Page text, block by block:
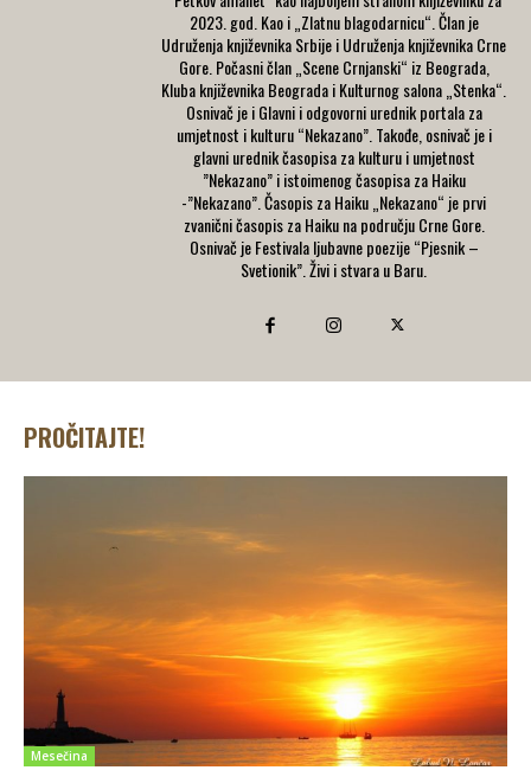
2023. god. Kao i „Zlatnu blagodarnicu“. Član je
Udruženja književnika Srbije i Udruženja književnika Crne
Gore. Počasni član „Scene Crnjanski“ iz Beograda,
Kluba književnika Beograda i Kulturnog salona „Stenka“.
Osnivač je i Glavni i odgovorni urednik portala za
umjetnost i kulturu “Nekazano”. Takođe, osnivač je i
glavni urednik časopisa za kulturu i umjetnost
”Nekazano” i istoimenog časopisa za Haiku
-”Nekazano”. Časopis za Haiku „Nekazano“ je prvi
zvanični časopis za Haiku na području Crne Gore.
Osnivač je Festivala ljubavne poezije “Pjesnik –
Svetionik”. Živi i stvara u Baru.
PROČITAJTE!
Mesečina